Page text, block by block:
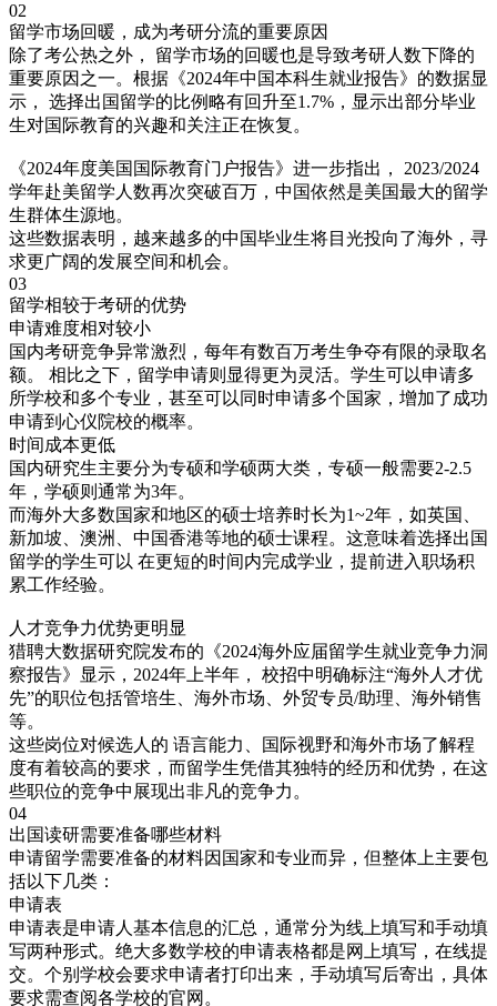
02
留学市场回暖，成为考研分流的重要原因
除了考公热之外， 留学市场的回暖也是导致考研人数下降的
重要原因之一。根据《2024年中国本科生就业报告》的数据显
示， 选择出国留学的比例略有回升至1.7%，显示出部分毕业
生对国际教育的兴趣和关注正在恢复。
《2024年度美国国际教育门户报告》进一步指出， 2023/2024
学年赴美留学人数再次突破百万，中国依然是美国最大的留学
生群体生源地。
这些数据表明，越来越多的中国毕业生将目光投向了海外，寻
求更广阔的发展空间和机会。
03
留学相较于考研的优势
申请难度相对较小
国内考研竞争异常激烈，每年有数百万考生争夺有限的录取名
额。 相比之下，留学申请则显得更为灵活。学生可以申请多
所学校和多个专业，甚至可以同时申请多个国家，增加了成功
申请到心仪院校的概率。
时间成本更低
国内研究生主要分为专硕和学硕两大类，专硕一般需要2-2.5
年，学硕则通常为3年。
而海外大多数国家和地区的硕士培养时长为1~2年，如英国、
新加坡、澳洲、中国香港等地的硕士课程。这意味着选择出国
留学的学生可以 在更短的时间内完成学业，提前进入职场积
累工作经验。
人才竞争力优势更明显
猎聘大数据研究院发布的《2024海外应届留学生就业竞争力洞
察报告》显示，2024年上半年， 校招中明确标注“海外人才优
先”的职位包括管培生、海外市场、外贸专员/助理、海外销售
等。
这些岗位对候选人的 语言能力、国际视野和海外市场了解程
度有着较高的要求，而留学生凭借其独特的经历和优势，在这
些职位的竞争中展现出非凡的竞争力。
04
出国读研需要准备哪些材料
申请留学需要准备的材料因国家和专业而异，但整体上主要包
括以下几类：
申请表
申请表是申请人基本信息的汇总，通常分为线上填写和手动填
写两种形式。绝大多数学校的申请表格都是网上填写，在线提
交。个别学校会要求申请者打印出来，手动填写后寄出，具体
要求需查阅各学校的官网。